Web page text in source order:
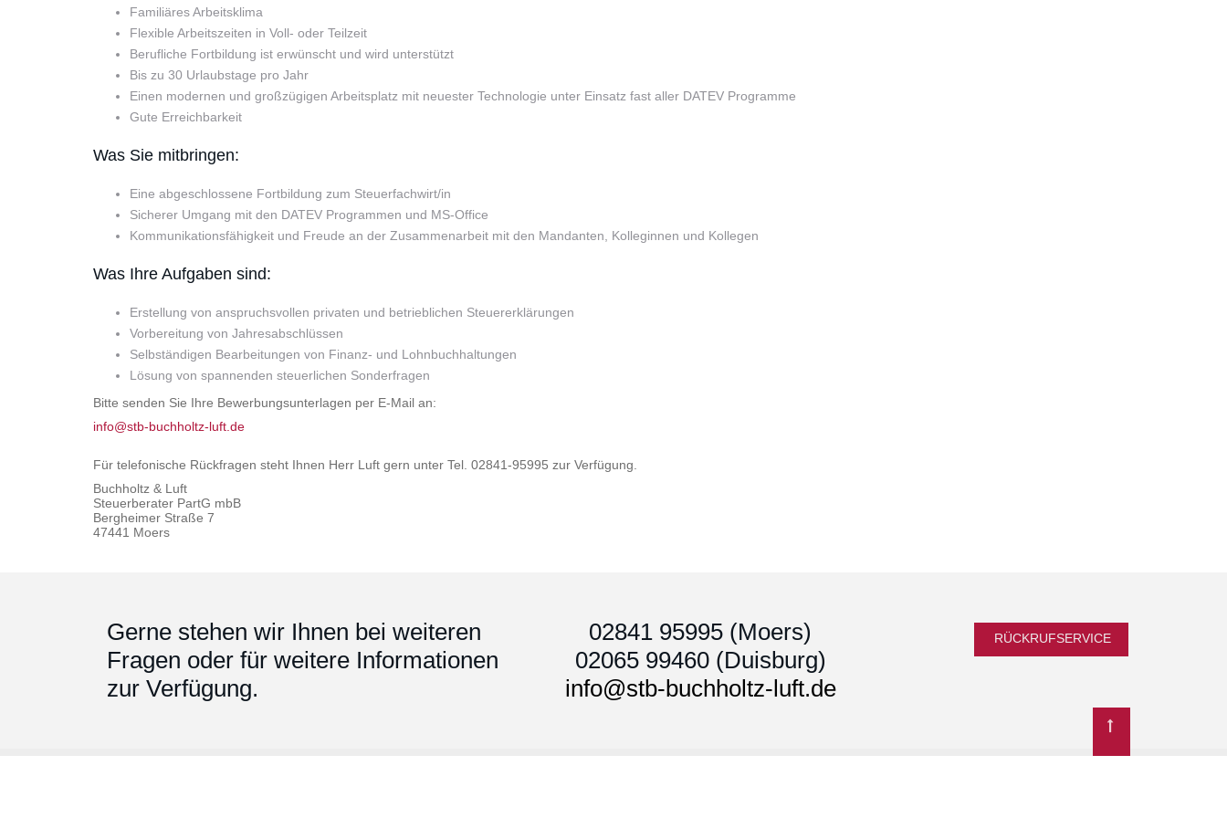
Familiäres Arbeitsklima
Flexible Arbeitszeiten in Voll- oder Teilzeit
Berufliche Fortbildung ist erwünscht und wird unterstützt
Bis zu 30 Urlaubstage pro Jahr
Einen modernen und großzügigen Arbeitsplatz mit neuester Technologie unter Einsatz fast aller DATEV Programme
Gute Erreichbarkeit
Was Sie mitbringen:
Eine abgeschlossene Fortbildung zum Steuerfachwirt/in
Sicherer Umgang mit den DATEV Programmen und MS-Office
Kommunikationsfähigkeit und Freude an der Zusammenarbeit mit den Mandanten, Kolleginnen und Kollegen
Was Ihre Aufgaben sind:
Erstellung von anspruchsvollen privaten und betrieblichen Steuererklärungen
Vorbereitung von Jahresabschlüssen
Selbständigen Bearbeitungen von Finanz- und Lohnbuchhaltungen
Lösung von spannenden steuerlichen Sonderfragen
Bitte senden Sie Ihre Bewerbungsunterlagen per E-Mail an:
info@stb-buchholtz-luft.de
Für telefonische Rückfragen steht Ihnen Herr Luft gern unter Tel. 02841-95995 zur Verfügung.
Buchholtz & Luft
Steuerberater PartG mbB
Bergheimer Straße 7
47441 Moers
Gerne stehen wir Ihnen bei weiteren
Fragen oder für weitere Informationen
zur Verfügung.
02841 95995 (Moers)
02065 99460 (Duisburg)
info@stb-buchholtz-luft.de
RÜCKRUFSERVICE